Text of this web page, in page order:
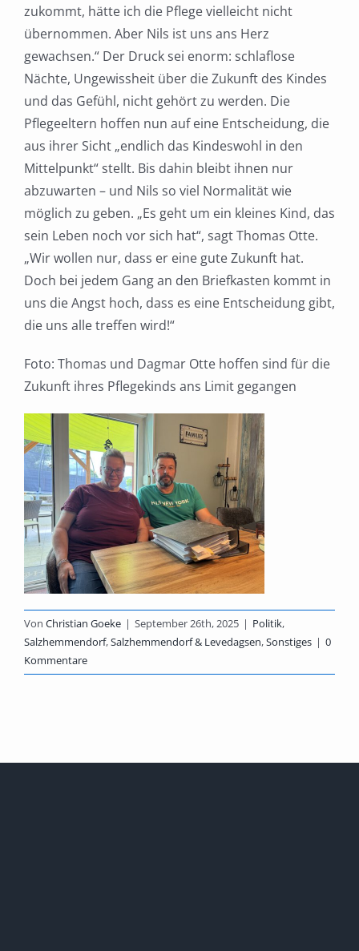
zukommt, hätte ich die Pflege vielleicht nicht
übernommen. Aber Nils ist uns ans Herz
gewachsen.“ Der Druck sei enorm: schlaflose
Nächte, Ungewissheit über die Zukunft des Kindes
und das Gefühl, nicht gehört zu werden. Die
Pflegeeltern hoffen nun auf eine Entscheidung, die
aus ihrer Sicht „endlich das Kindeswohl in den
Mittelpunkt“ stellt. Bis dahin bleibt ihnen nur
abzuwarten – und Nils so viel Normalität wie
möglich zu geben. „Es geht um ein kleines Kind, das
sein Leben noch vor sich hat“, sagt Thomas Otte.
„Wir wollen nur, dass er eine gute Zukunft hat.
Doch bei jedem Gang an den Briefkasten kommt in
uns die Angst hoch, dass es eine Entscheidung gibt,
die uns alle treffen wird!“
Foto: Thomas und Dagmar Otte hoffen sind für die
Zukunft ihres Pflegekinds ans Limit gegangen
Von Christian Goeke | September 26th, 2025 | Politik,
Salzhemmendorf,Salzhemmendorf & Levedagsen,Sonstiges | 0
Kommentare